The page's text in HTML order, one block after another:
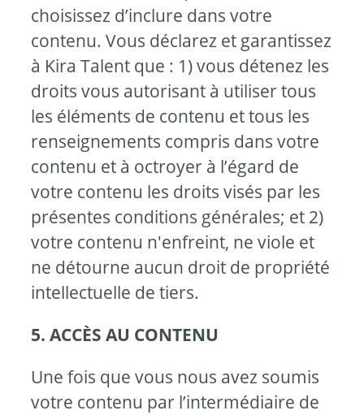
choisissez d’inclure dans votre
contenu. Vous déclarez et garantissez
à Kira Talent que : 1) vous détenez les
droits vous autorisant à utiliser tous
les éléments de contenu et tous les
renseignements compris dans votre
contenu et à octroyer à l’égard de
votre contenu les droits visés par les
présentes conditions générales; et 2)
votre contenu n'enfreint, ne viole et
ne détourne aucun droit de propriété
intellectuelle de tiers.
5. ACCÈS AU CONTENU
Une fois que vous nous avez soumis
votre contenu par l’intermédiaire de